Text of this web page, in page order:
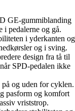
GE-gummiblanding
pedalerne og gå.
i yderkanten og
og i sving.
design fra tå til
SPD-pedalen ikke
og uden for cyklen.
pasform og komfort
vriststrop.